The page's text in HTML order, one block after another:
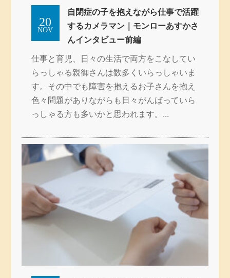
NOV
20
自閉症の子を抱えながら仕事で活躍
するカメラマン｜モンローあすかさ
んインタビュー前編
仕事と育児、日々の生活で両方をこなしてい
らっしゃる親御さんは数多くいらっしゃいま
す。その中でも障害を抱えるお子さんを抱え
色々問題がありながらも日々がんばっていら
っしゃる方も多いかと思われます。...